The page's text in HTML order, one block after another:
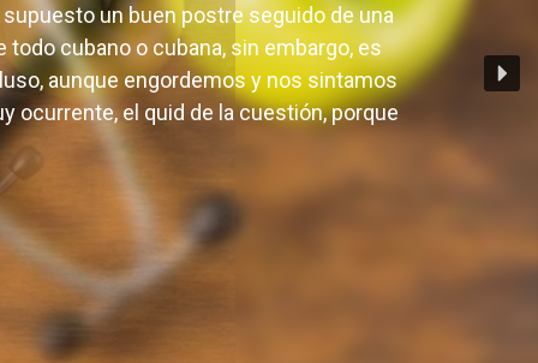
un buen postre seguido de una
cubano o cubana, sin embargo, es
aunque engordemos y nos sintamos
ocurrente, el quid de la cuestión, porque